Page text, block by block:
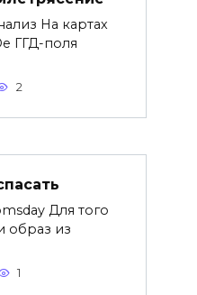
На картах
ГГД-поля
2
Для того
образ из
1